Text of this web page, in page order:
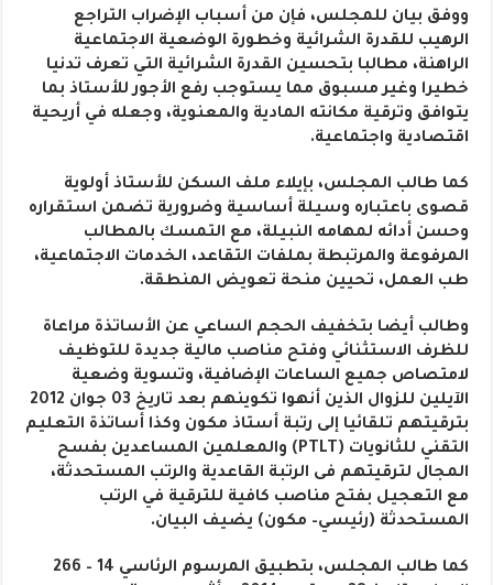
ووفق بيان للمجلس، فإن من أسباب الإضراب التراجع
الرهيب للقدرة الشرائية وخطورة الوضعية الاجتماعية
الراهنة، مطالبا بتحسين القدرة الشرائية التي تعرف تدنيا
خطيرا وغير مسبوق مما يستوجب رفع الأجور للأستاذ بما
يتوافق وترقية مكانته المادية والمعنوية، وجعله في أريحية
اقتصادية واجتماعية.
كما طالب المجلس، بإيلاء ملف السكن للأستاذ أولوية
قصوى باعتباره وسيلة أساسية وضرورية تضمن استقراره
وحسن أدائه لمهامه النبيلة، مع التمسك بالمطالب
المرفوعة والمرتبطة بملفات التقاعد، الخدمات الاجتماعية،
طب العمل، تحيين منحة تعويض المنطقة.
وطالب أيضا بتخفيف الحجم الساعي عن الأساتذة مراعاة
للظرف الاستثنائي وفتح مناصب مالية جديدة للتوظيف
لامتصاص جميع الساعات الإضافية، وتسوية وضعية
الآيلين للزوال الذين أنهوا تكوينهم بعد تاريخ 03 جوان 2012
بترقيتهم تلقائيا إلى رتبة أستاذ مكون وكذا أساتذة التعليم
التقني للثانويات (PTLT) والمعلمين المساعدين بفسح
المجال لترقيتهم فى الرتبة القاعدية والرتب المستحدثة،
مع التعجيل بفتح مناصب كافية للترقية في الرتب
المستحدثة (رئيسي– مكون) يضيف البيان.
كما طالب المجلس، بتطبيق المرسوم الرئاسي 14 – 266